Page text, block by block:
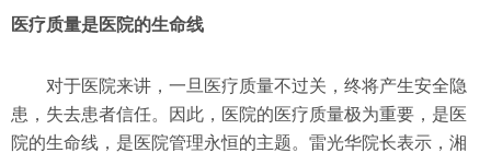
医疗质量是医院的生命线
对于医院来讲，一旦医疗质量不过关，终将产生安全隐
患，失去患者信任。因此，医院的医疗质量极为重要，是医
院的生命线，是医院管理永恒的主题。雷光华院长表示，湘